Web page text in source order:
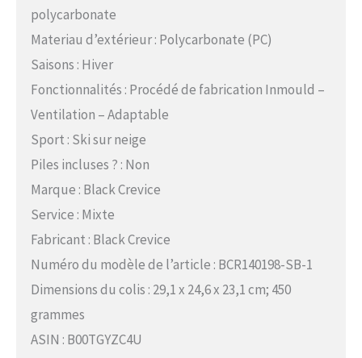
polycarbonate
Materiau d’extérieur : Polycarbonate (PC)
Saisons : Hiver
Fonctionnalités : Procédé de fabrication Inmould –
Ventilation – Adaptable
Sport : Ski sur neige
Piles incluses ? : Non
Marque : Black Crevice
Service : Mixte
Fabricant : Black Crevice
Numéro du modèle de l’article : BCR140198-SB-1
Dimensions du colis : 29,1 x 24,6 x 23,1 cm; 450
grammes
ASIN : B00TGYZC4U